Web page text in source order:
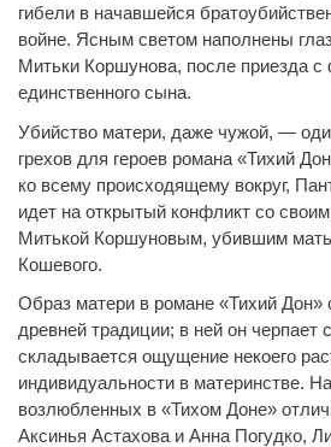
гибели в начавшейся
войне. Ясным светом наполнены
Митьки Коршунова, после приезда с
единственного сына.
Убийство матери, даже чужой, —
грехов для героев романа «Тихий
ко всему происходящему вокруг,
идет на открытый конфликт со
Митькой Коршуновым, убившим
Кошевого.
Образ матери в романе «Тихий Дон»
древней традиции; в ней он
складывается ощущение некоего
индивидуальности в материнстве.
возлюбленных в «Тихом Доне»
Аксинья Астахова и Анна Погудко,